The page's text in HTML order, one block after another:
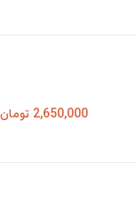
2,650,000 تومان